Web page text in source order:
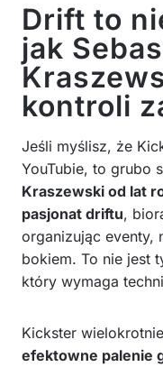
Drift to
jak
kontroli
Jeśli myślisz, że
YouTubie, to grubo
Kraszewski od lat
pasjonat driftu,
organizując eventy,
bokiem. To nie jest
który wymaga
Kickster
efektowne palenie